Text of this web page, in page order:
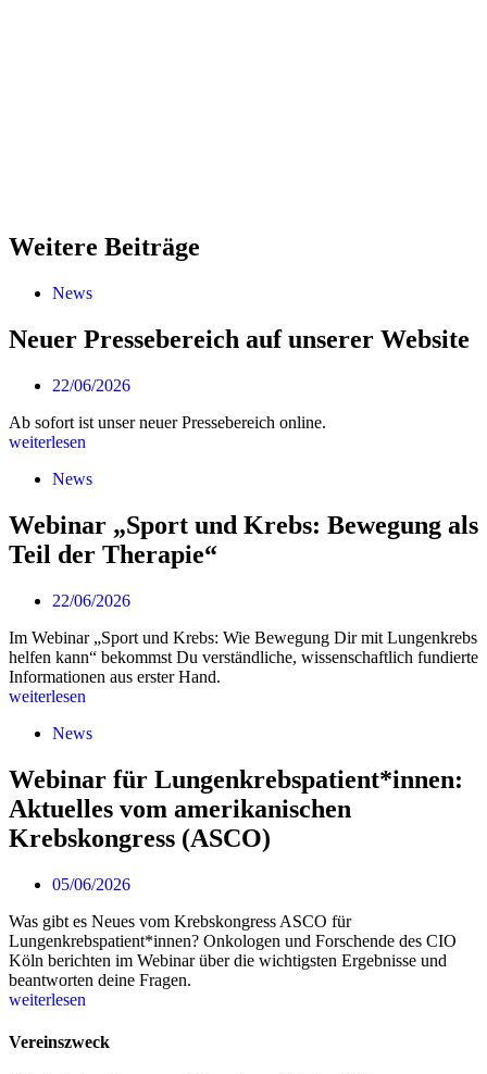
Weitere Beiträge
News
Neuer Pressebereich auf unserer Website
22/06/2026
Ab sofort ist unser neuer Pressebereich online.
weiterlesen
News
Webinar „Sport und Krebs: Bewegung als
Teil der Therapie“
22/06/2026
Im Webinar „Sport und Krebs: Wie Bewegung Dir mit Lungenkrebs
helfen kann“ bekommst Du verständliche, wissenschaftlich fundierte
Informationen aus erster Hand.
weiterlesen
News
Webinar für Lungenkrebspatient*innen:
Aktuelles vom amerikanischen
Krebskongress (ASCO)
05/06/2026
Was gibt es Neues vom Krebskongress ASCO für
Lungenkrebspatient*innen? Onkologen und Forschende des CIO
Köln berichten im Webinar über die wichtigsten Ergebnisse und
beantworten deine Fragen.
weiterlesen
Vereinszweck